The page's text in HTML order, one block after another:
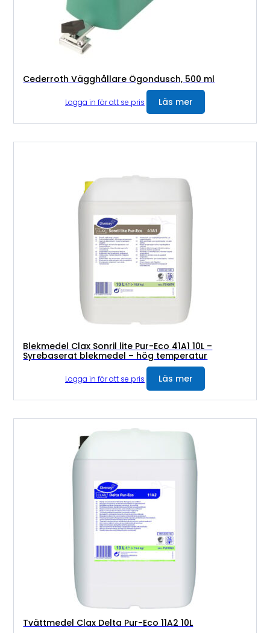
Cederroth Vägghållare Ögondusch, 500 ml
Logga in för att se pris Läs mer
Blekmedel Clax Sonril lite Pur-Eco 41A1 10L –
Syrebaserat blekmedel – hög temperatur
Logga in för att se pris Läs mer
Tvättmedel Clax Delta Pur-Eco 11A2 10L